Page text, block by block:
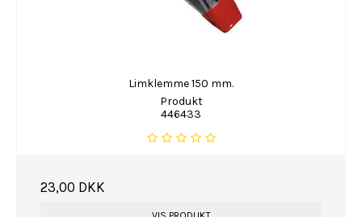
Limklemme 150 mm.
Produkt
446433
23,00 DKK